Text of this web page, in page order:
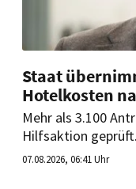
Staat
Hotelkosten
Mehr als 3.100
Hilfsaktion
52 bis 55 € pro
07.08.2026, 06:41 Uhr